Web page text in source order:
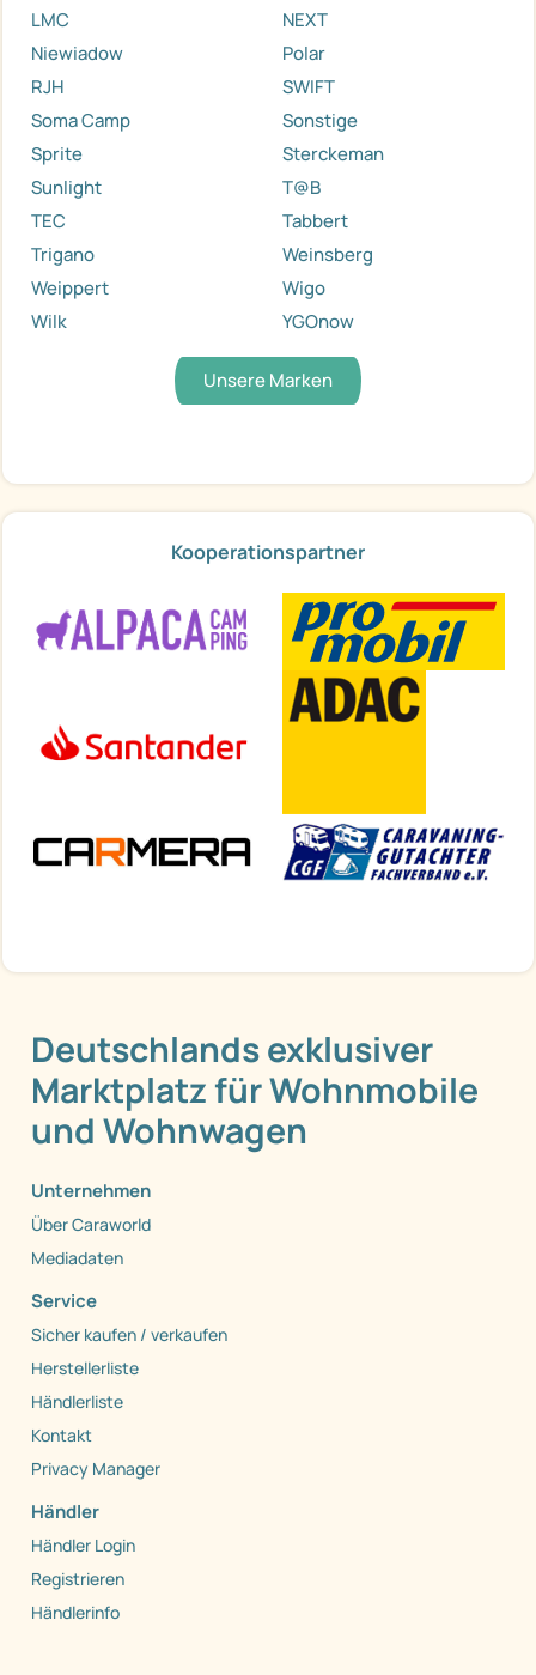
LMC
NEXT
Niewiadow
Polar
RJH
SWIFT
Soma Camp
Sonstige
Sprite
Sterckeman
Sunlight
T@B
TEC
Tabbert
Trigano
Weinsberg
Weippert
Wigo
Wilk
YGOnow
Unsere Marken
Kooperationspartner
Deutschlands exklusiver
Marktplatz für Wohnmobile
und Wohnwagen
Unternehmen
Über Caraworld
Mediadaten
Service
Sicher kaufen / verkaufen
Herstellerliste
Händlerliste
Kontakt
Privacy Manager
Händler
Händler Login
Registrieren
Händlerinfo